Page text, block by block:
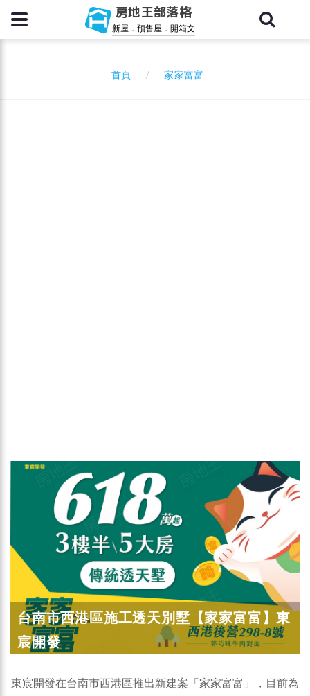
房地王部落格
新屋．預售屋．開箱文
首頁 家家富富
台南市西港區施工透天別墅【家家富富】東
宸開發
東宸開發在台南市西港區推出新建案「家家富富」，目前為